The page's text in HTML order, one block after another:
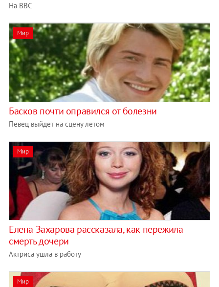
На BBC
Мир
Басков почти оправился от болезни
Певец выйдет на сцену летом
Мир
Елена Захарова рассказала, как пережила
смерть дочери
Актриса ушла в работу
Мир